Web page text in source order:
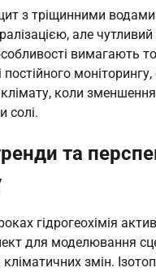
з тріщинними водами
але
вимагають
постійного
коли
солі.
та
гідрогеохімія
для моделювання
змін.